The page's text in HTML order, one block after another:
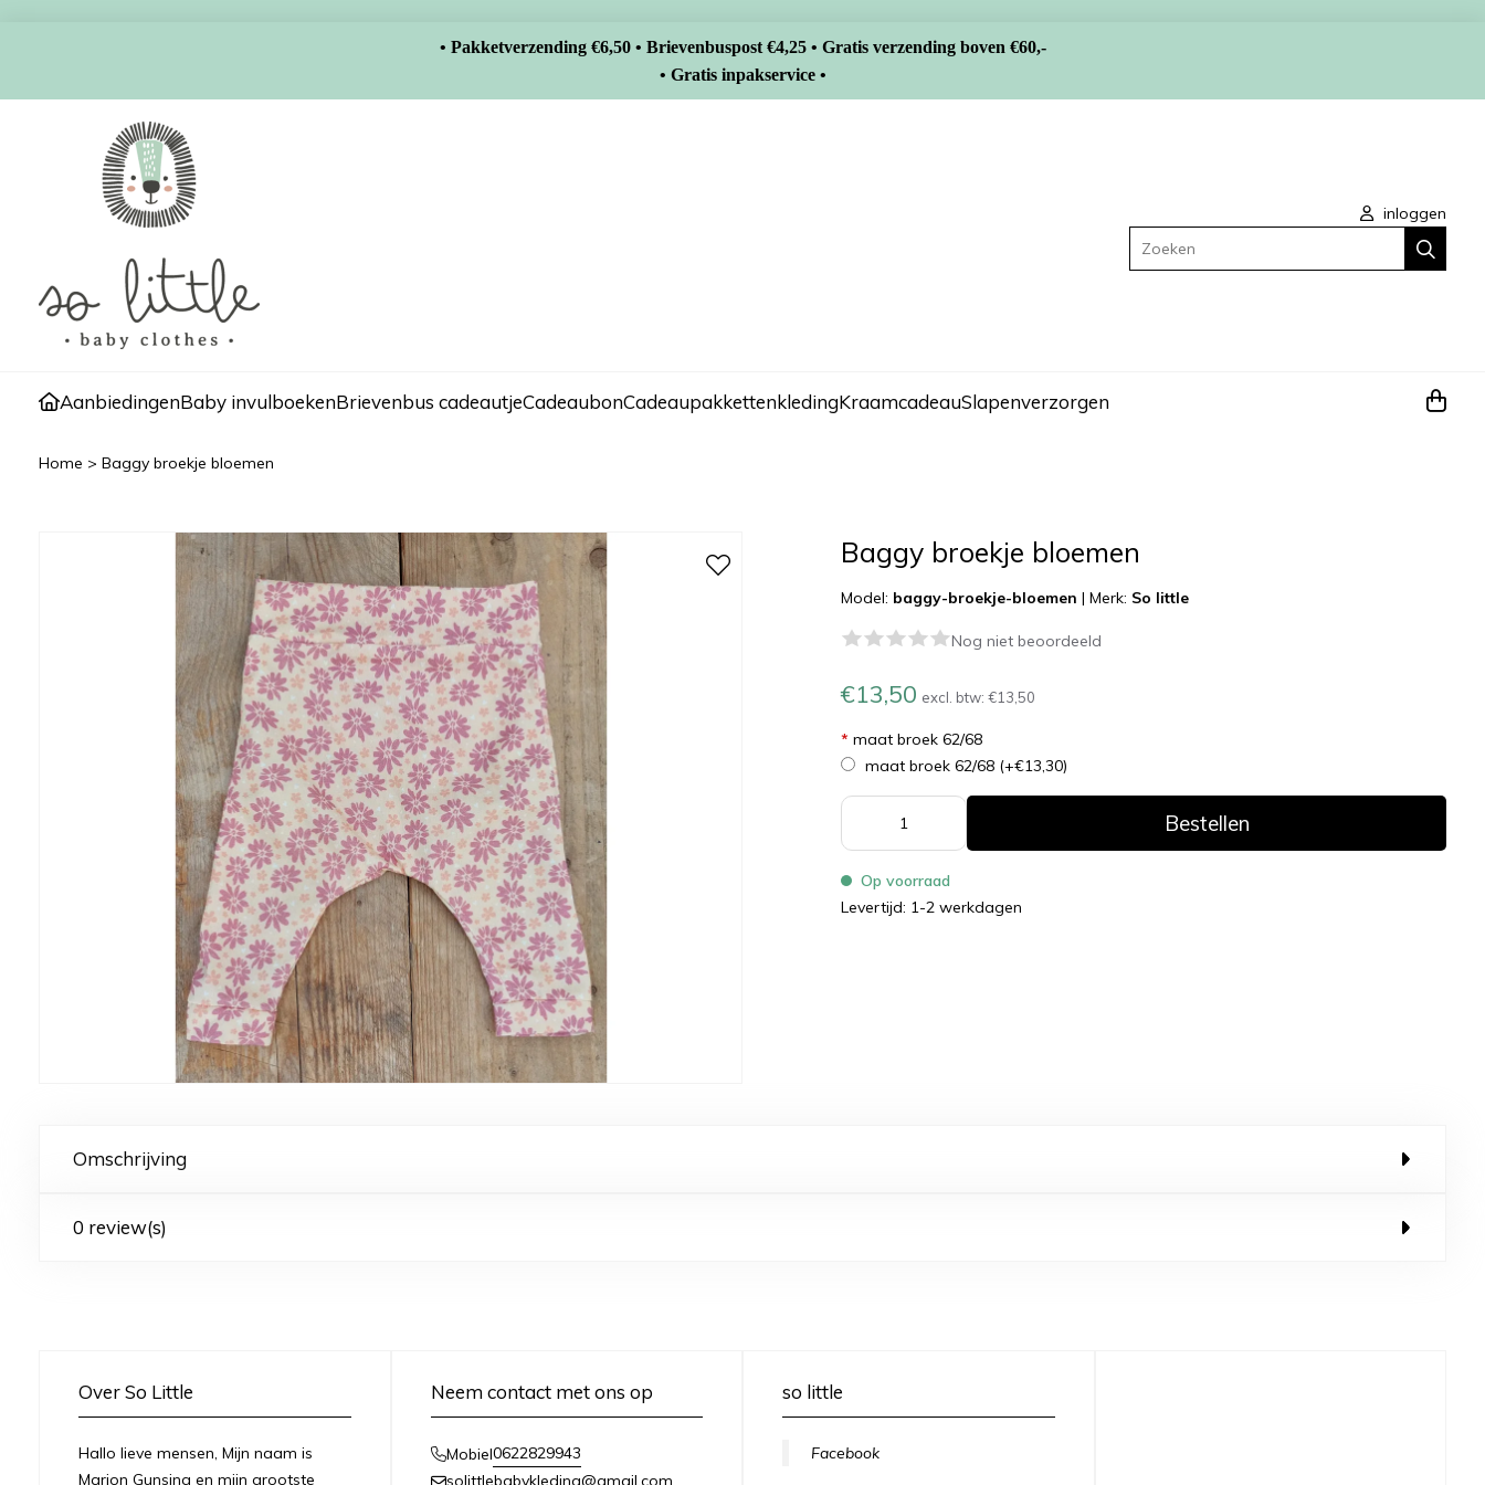
• Pakketverzending €6,50 • Brievenbuspost €4,25 • Gratis verzending boven €60,-
• Gratis inpakservice •
inloggen
Zoeken
AanbiedingenBaby invulboekenBrievenbus cadeautjeCadeaubonCadeaupakkettenkledingKraamcadeauSlapenverzorgen
Home > Baggy broekje bloemen
Baggy broekje bloemen
Model: baggy-broekje-bloemen |Merk: So little
Nog niet beoordeeld
€13,50 excl. btw:€13,50
* maat broek 62/68
maat broek 62/68 (+€13,30)
Bestellen
Op voorraad
Levertijd: 1-2 werkdagen
Omschrijving
0 review(s)
Over So Little
Hallo lieve mensen, Mijn naam is
Marjon Gunsing en mijn grootste
Neem contact met ons op
Mobiel0622829943
solittlebabykleding@gmail.com
so little
Facebook